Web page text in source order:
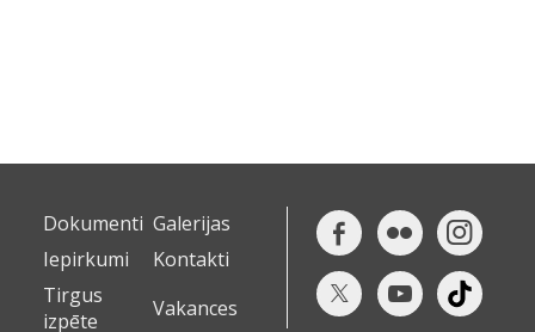
Dokumenti Galerijas
Iepirkumi
Kontakti
Tirgus
izpēte
Vakances